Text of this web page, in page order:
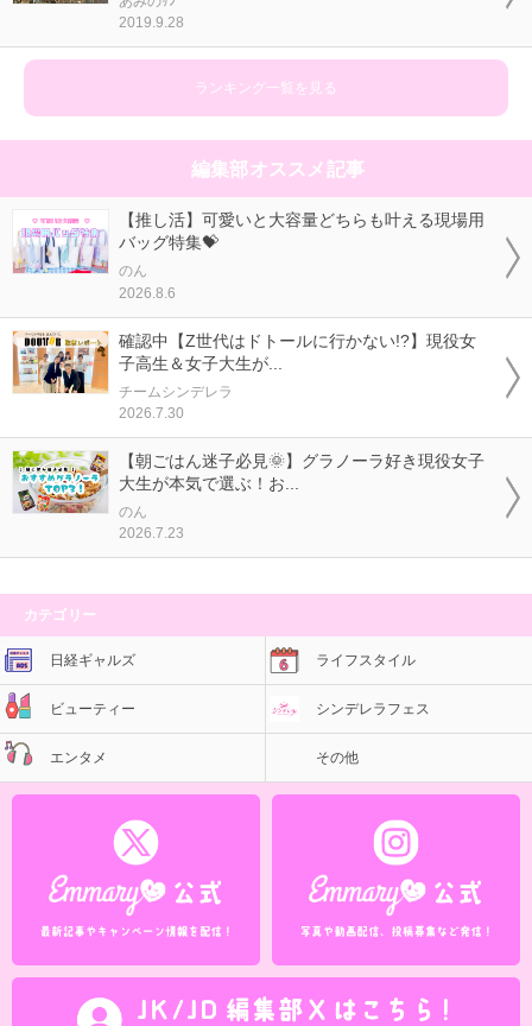
2019.9.28
ランキング一覧を見る
編集部オススメ記事
【推し活】可愛いと大容量どちらも叶える現場用
バッグ特集💝
のん
2026.8.6
確認中【Z世代はドトールに行かない!?】現役女
子高生＆女子大生が...
チームシンデレラ
2026.7.30
【朝ごはん迷子必見🌞】グラノーラ好き現役女子
大生が本気で選ぶ！お...
のん
2026.7.23
カテゴリー
日経ギャルズ ライフスタイル
ビューティー シンデレラフェス
エンタメ その他